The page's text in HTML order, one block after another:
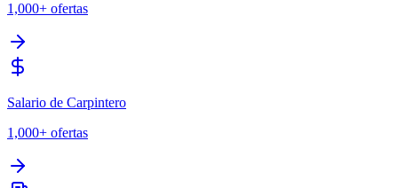
1,000+ ofertas
Salario de Carpintero
1,000+ ofertas